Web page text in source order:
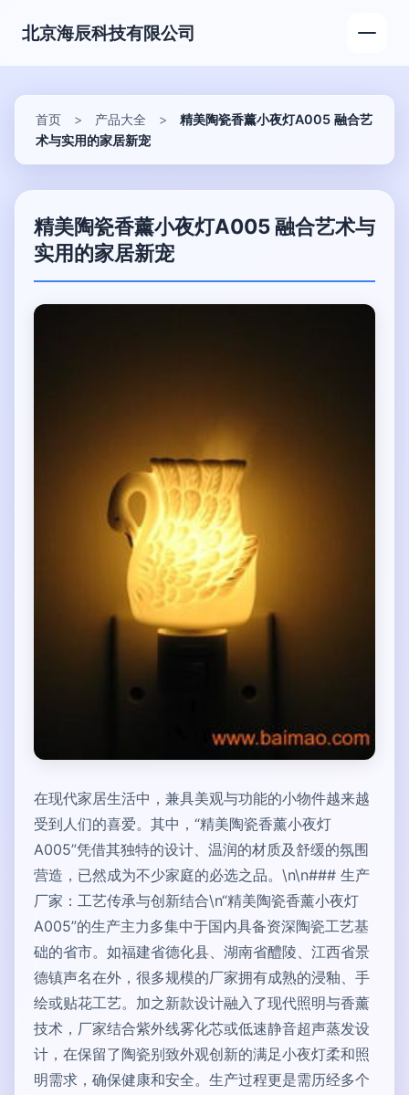
北京海辰科技有限公司
首页 > 产品大全 >
精美陶瓷香薰小夜灯A005 融合艺
术与实用的家居新宠
精美陶瓷香薰小夜灯A005 融合艺术与
实用的家居新宠
在现代家居生活中，兼具美观与功能的小物件越来越
受到人们的喜爱。其中，“精美陶瓷香薰小夜灯
A005”凭借其独特的设计、温润的材质及舒缓的氛围
营造，已然成为不少家庭的必选之品。\n\n### 生产
厂家：工艺传承与创新结合\n“精美陶瓷香薰小夜灯
A005”的生产主力多集中于国内具备资深陶瓷工艺基
础的省市。如福建省德化县、湖南省醴陵、江西省景
德镇声名在外，很多规模的厂家拥有成熟的浸釉、手
绘或贴花工艺。加之新款设计融入了现代照明与香薰
技术，厂家结合紫外线雾化芯或低速静音超声蒸发设
计，在保留了陶瓷别致外观创新的满足小夜灯柔和照
明需求，确保健康和安全。生产过程更是需历经多个